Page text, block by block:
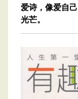
爱诗，像爱自
光芒。